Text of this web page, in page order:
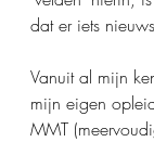
dat er iets
Vanuit al mijn
mijn eigen
MMT